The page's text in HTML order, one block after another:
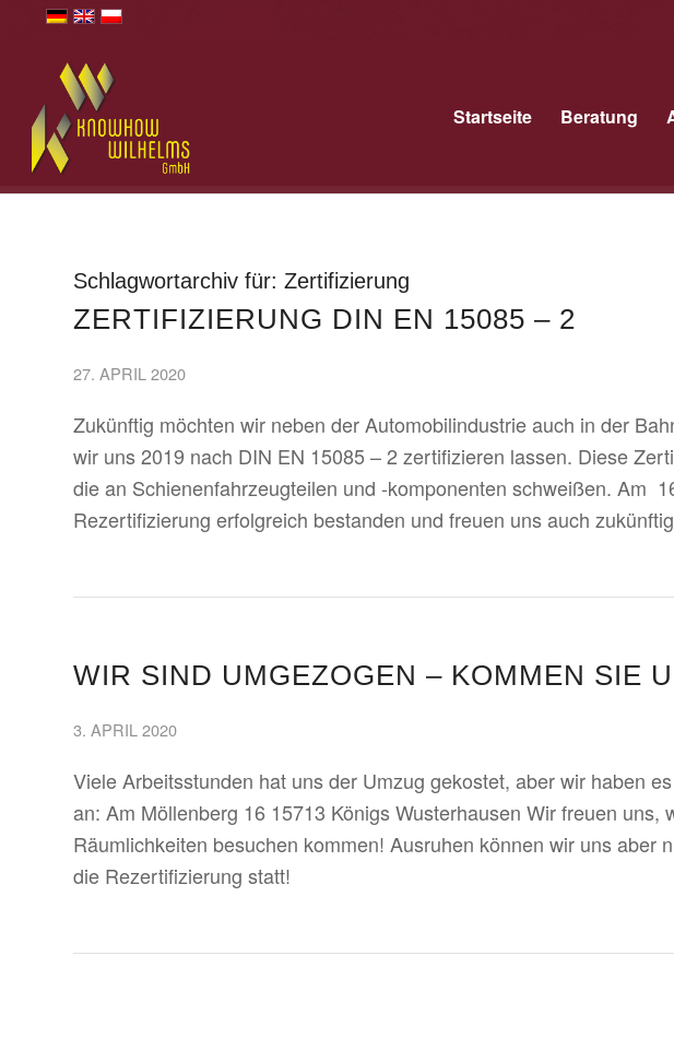
Startseite Beratung
Schlagwortarchiv für: Zertifizierung
ZERTIFIZIERUNG DIN EN 15085 – 2
27. APRIL 2020
Zukünftig möchten wir neben der Automobilindustrie auch in der
wir uns 2019 nach DIN EN 15085 – 2 zertifizieren lassen. Diese
die an Schienenfahrzeugteilen und -komponenten schweißen. Am
Rezertifizierung erfolgreich bestanden und freuen uns auch
WIR SIND UMGEZOGEN – KOMMEN SIE
3. APRIL 2020
Viele Arbeitsstunden hat uns der Umzug gekostet, aber wir haben
an: Am Möllenberg 16 15713 Königs Wusterhausen Wir freuen uns,
Räumlichkeiten besuchen kommen! Ausruhen können wir uns aber
die Rezertifizierung statt!